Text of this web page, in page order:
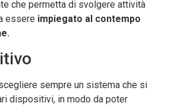
che permetta di svolgere attività
essere impiegato al contempo
sempre un sistema che si
dispositivi, in modo da poter